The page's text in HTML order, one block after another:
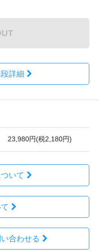
詳細
23,980円(税2,180円)
いて
合わせる